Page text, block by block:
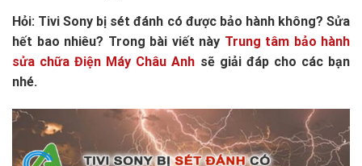
Hỏi: Tivi Sony bị sét đánh có được bảo hành không? Sửa
hết bao nhiêu? Trong bài viết này Trung tâm bảo hành
sửa chữa Điện Máy Châu Anh sẽ giải đáp cho các bạn
nhé.